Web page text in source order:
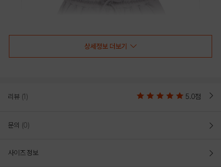
상세정보 더보기
리뷰 (1) 5.0점
문의 (0)
사이즈 정보